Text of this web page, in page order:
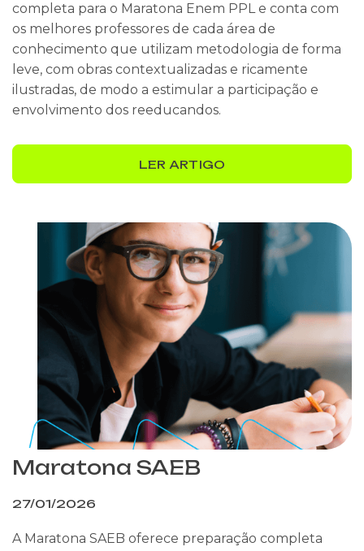
completa para o Maratona Enem PPL e conta com
os melhores professores de cada área de
conhecimento que utilizam metodologia de forma
leve, com obras contextualizadas e ricamente
ilustradas, de modo a estimular a participação e
envolvimento dos reeducandos.
LER ARTIGO
Maratona SAEB
27/01/2026
A Maratona SAEB oferece preparação completa